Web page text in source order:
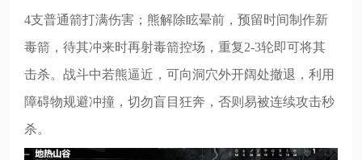
4支普通箭打满伤害；熊解除眩晕前，预留时间制作新
毒箭，待其冲来时再射毒箭控场，重复2-3轮即可将其
击杀。战斗中若熊逼近，可向洞穴外开阔处撤退，利用
障碍物规避冲撞，切勿盲目狂奔，否则易被连续攻击秒
杀。